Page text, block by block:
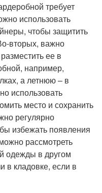
требует
использовать
чтобы защитить
вторых, важно
ее в
например,
а летнюю – в
использовать
место и сохранить
регулярно
избежать появления
рассмотреть
одежды в другом
в кладовке, если в